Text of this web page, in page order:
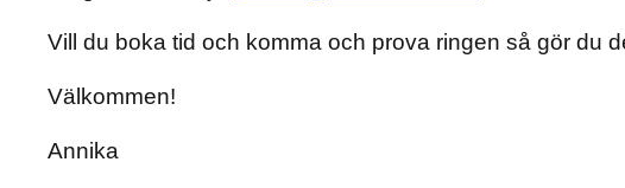
Vill du boka tid och komma och prova ringen så gör du
Välkommen!
Annika